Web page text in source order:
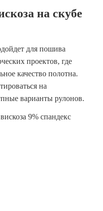
на скубе
для пошива
проектов, где
качество полотна.
на
варианты рулонов.
9% спандекс